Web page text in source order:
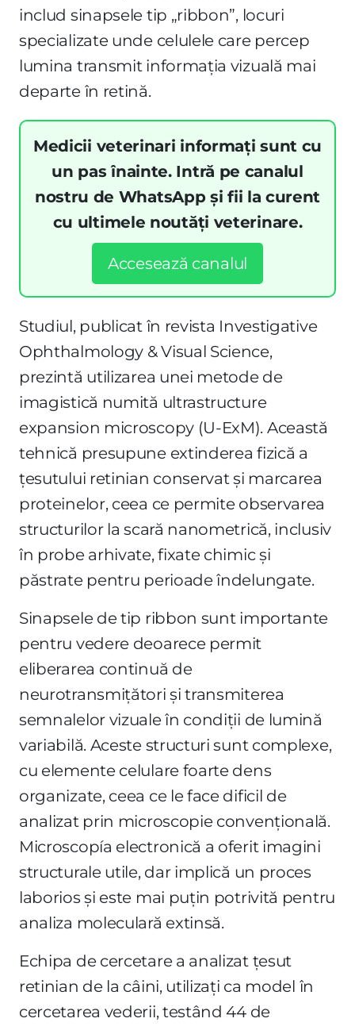
includ sinapsele tip „ribbon”, locuri
specializate unde celulele care percep
lumina transmit informația vizuală mai
departe în retină.
Medicii veterinari informați sunt cu
un pas înainte. Intră pe canalul
nostru de WhatsApp și fii la curent
cu ultimele noutăți veterinare.
Accesează canalul
Studiul, publicat în revista Investigative
Ophthalmology & Visual Science,
prezintă utilizarea unei metode de
imagistică numită ultrastructure
expansion microscopy (U-ExM). Această
tehnică presupune extinderea fizică a
țesutului retinian conservat și marcarea
proteinelor, ceea ce permite observarea
structurilor la scară nanometrică, inclusiv
în probe arhivate, fixate chimic și
păstrate pentru perioade îndelungate.
Sinapsele de tip ribbon sunt importante
pentru vedere deoarece permit
eliberarea continuă de
neurotransmițători și transmiterea
semnalelor vizuale în condiții de lumină
variabilă. Aceste structuri sunt complexe,
cu elemente celulare foarte dens
organizate, ceea ce le face dificil de
analizat prin microscopie convențională.
Microscopía electronică a oferit imagini
structurale utile, dar implică un proces
laborios și este mai puțin potrivită pentru
analiza moleculară extinsă.
Echipa de cercetare a analizat țesut
retinian de la câini, utilizați ca model în
cercetarea vederii, testând 44 de